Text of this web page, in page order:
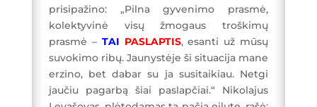
prisipažino: „Pilna gyvenimo prasmė,
kolektyvinė visų žmogaus troškimų
prasmė – TAI PASLAPTIS, esanti už mūsų
suvokimo ribų. Jaunystėje ši situacija mane
erzino, bet dabar su ja susitaikiau. Netgi
jaučiu pagarbą šiai paslapčiai.“ Nikolajus